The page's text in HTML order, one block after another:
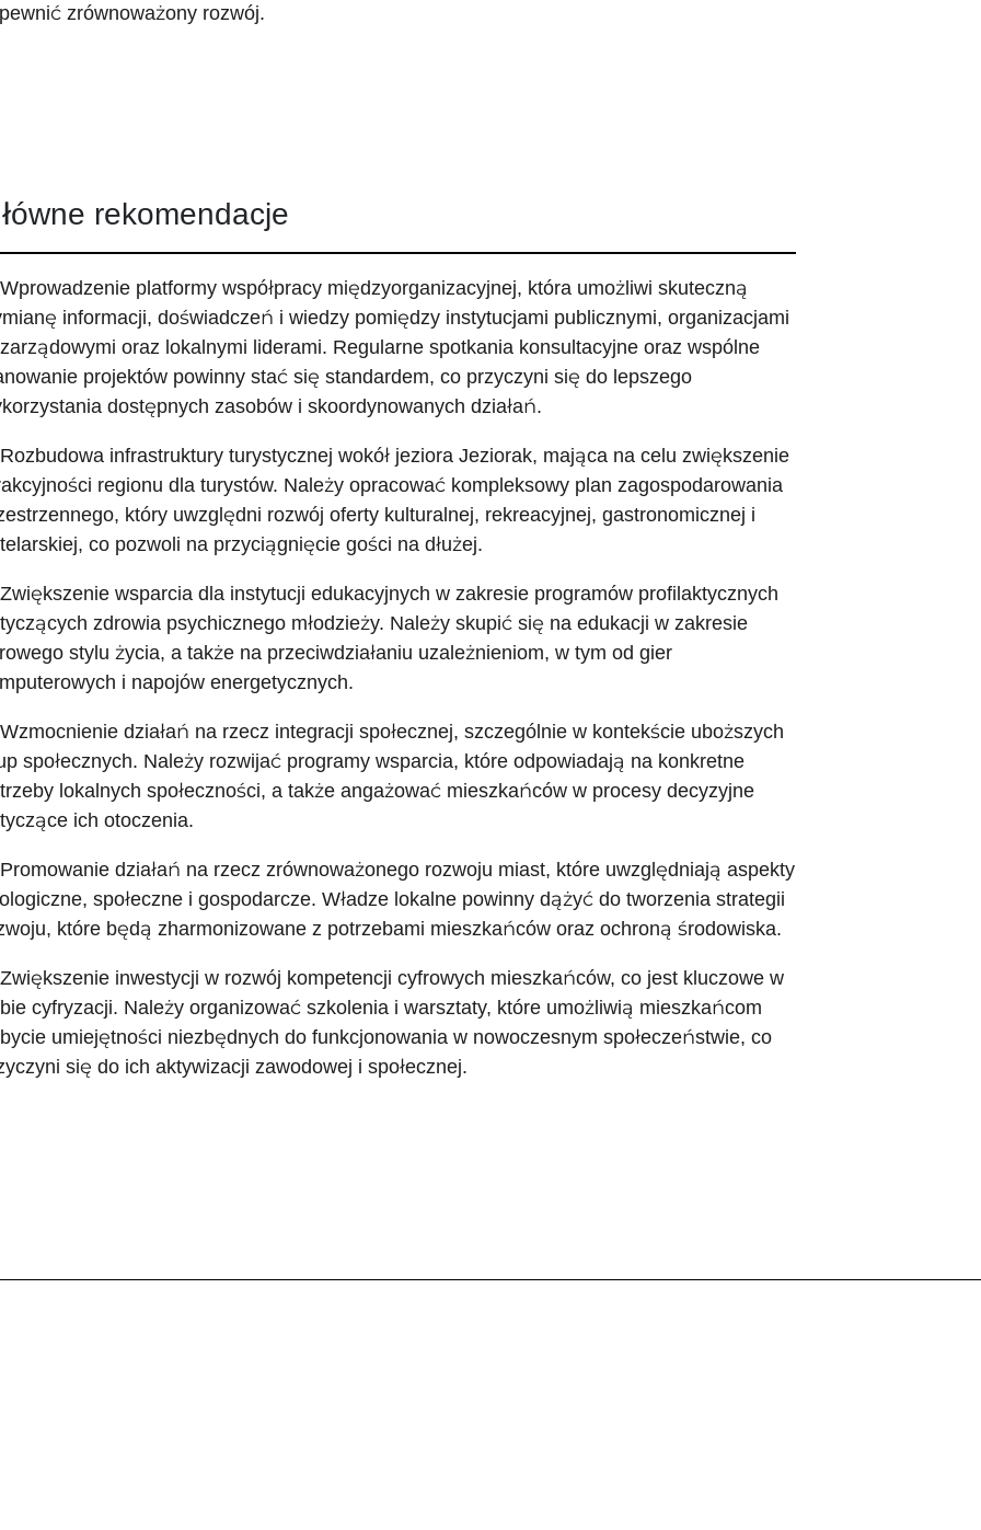
zrównoważony rozwój.
rekomendacje
platformy współpracy międzyorganizacyjnej, która umożliwi skuteczną
informacji, doświadczeń i wiedzy pomiędzy instytucjami publicznymi, organizacjami
oraz lokalnymi liderami. Regularne spotkania konsultacyjne oraz wspólne
projektów powinny stać się standardem, co przyczyni się do lepszego
dostępnych zasobów i skoordynowanych działań.
infrastruktury turystycznej wokół jeziora Jeziorak, mająca na celu zwiększenie
regionu dla turystów. Należy opracować kompleksowy plan zagospodarowania
który uwzględni rozwój oferty kulturalnej, rekreacyjnej, gastronomicznej i
co pozwoli na przyciągnięcie gości na dłużej.
wsparcia dla instytucji edukacyjnych w zakresie programów profilaktycznych
zdrowia psychicznego młodzieży. Należy skupić się na edukacji w zakresie
stylu życia, a także na przeciwdziałaniu uzależnieniom, w tym od gier
i napojów energetycznych.
działań na rzecz integracji społecznej, szczególnie w kontekście uboższych
społecznych. Należy rozwijać programy wsparcia, które odpowiadają na konkretne
lokalnych społeczności, a także angażować mieszkańców w procesy decyzyjne
ich otoczenia.
działań na rzecz zrównoważonego rozwoju miast, które uwzględniają aspekty
społeczne i gospodarcze. Władze lokalne powinny dążyć do tworzenia strategii
które będą zharmonizowane z potrzebami mieszkańców oraz ochroną środowiska.
inwestycji w rozwój kompetencji cyfrowych mieszkańców, co jest kluczowe w
cyfryzacji. Należy organizować szkolenia i warsztaty, które umożliwią mieszkańcom
umiejętności niezbędnych do funkcjonowania w nowoczesnym społeczeństwie, co
się do ich aktywizacji zawodowej i społecznej.